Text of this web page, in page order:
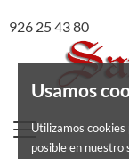
Usamos
Utilizamos
posible en nuestro
926 25 43 80